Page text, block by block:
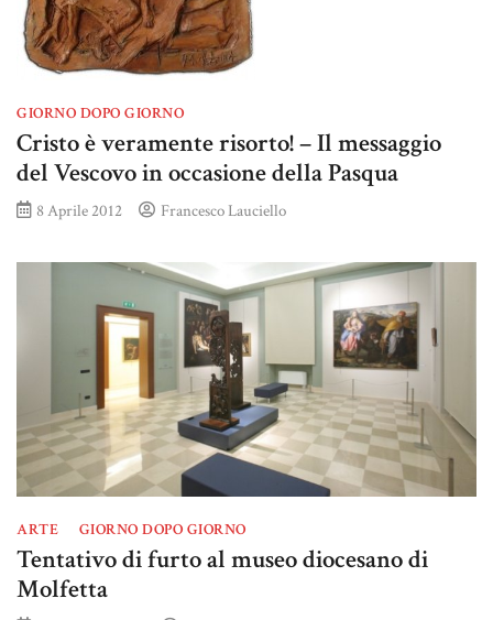
GIORNO DOPO GIORNO
Cristo è veramente risorto! – Il messaggio
del Vescovo in occasione della Pasqua
8 Aprile 2012 Francesco Lauciello
ARTE GIORNO DOPO GIORNO
Tentativo di furto al museo diocesano di
Molfetta